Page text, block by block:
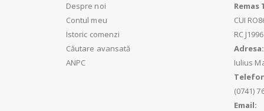
Despre noi
Contul meu
Istoric comenzi
Căutare avansată
ANPC
Remas
CUI
RC
Adresa:
Iulius
(0741)
Email: